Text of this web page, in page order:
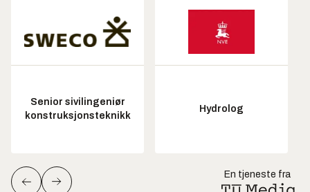
Senior sivilingeniør
konstruksjonsteknikk
Hydrolog
En tjeneste fra